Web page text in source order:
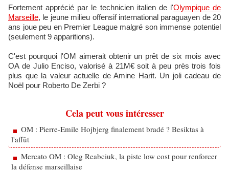
Fortement apprécié par le technicien italien de l'Olympique de
Marseille, le jeune milieu offensif international paraguayen de 20
ans joue peu en Premier League malgré son immense potentiel
(seulement 9 apparitions).
C'est pourquoi l'OM aimerait obtenir un prêt de six mois avec
OA de Julio Enciso, valorisé à 21M€ soit à peu près trois fois
plus que la valeur actuelle de Amine Harit. Un joli cadeau de
Noël pour Roberto De Zerbi ?
Cela peut vous intéresser
OM : Pierre-Emile Hojbjerg finalement bradé ? Besiktas à
l'affût
Mercato OM : Oleg Reabciuk, la piste low cost pour renforcer
la défense marseillaise